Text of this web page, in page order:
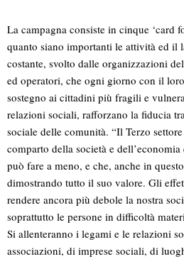
La campagna consiste in cinque ‘card
quanto siano importanti le attività ed il
costante, svolto dalle organizzazioni
ed operatori, che ogni giorno con il
sostegno ai cittadini più fragili e
relazioni sociali, rafforzano la fiducia
sociale delle comunità. “Il Terzo
comparto della società e
può fare a meno, e che, anche in
dimostrando tutto il suo valore. Gli
rendere ancora più debole la nostra
soprattutto le persone in difficoltà
Si allenteranno i legami e le relazioni
associazioni, di imprese sociali, di